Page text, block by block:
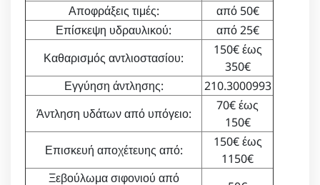
Αποφράξεις τιμές:
από 50€
Επίσκεψη υδραυλικού:
από 25€
Καθαρισμός αντλιοστασίου:
150€ έως
350€
Εγγύηση άντλησης:
210.3000993
Άντληση υδάτων από υπόγειο:
70€ έως
150€
Επισκευή αποχέτευης από:
150€ έως
1150€
Ξεβούλωμα σιφονιού από